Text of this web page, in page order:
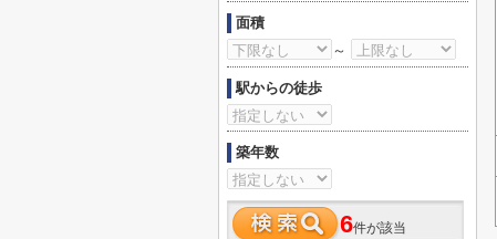
面積
～
駅からの徒歩
築年数
6件が該当